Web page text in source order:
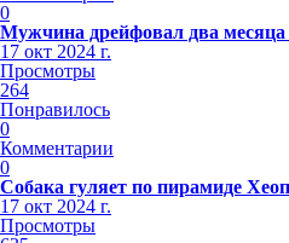
0
Мужчина дрейфовал два
17 окт 2024 г.
Просмотры
264
Понравилось
0
Комментарии
0
Собака гуляет по пирамиде
17 окт 2024 г.
Просмотры